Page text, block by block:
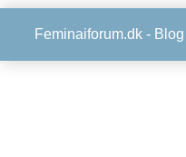
Feminaiforum.dk - Blog